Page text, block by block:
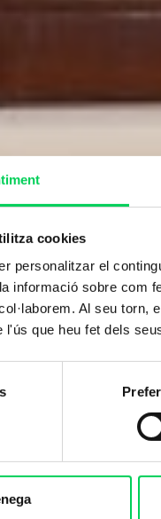
cookies
personalitzar el
informació sobre com
Al seu torn,
l'ús que heu fet dels